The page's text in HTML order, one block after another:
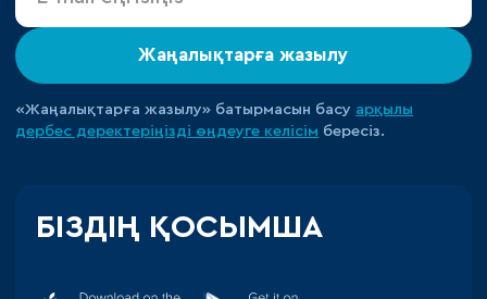
Жаңалықтарға жазылу
«Жаңалықтарға жазылу» батырмасын басу арқылы
дербес деректеріңізді өңдеуге келісім бересіз.
БІЗДІҢ ҚОСЫМША